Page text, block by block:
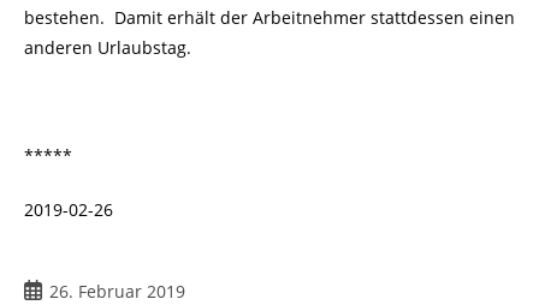
bestehen. Damit erhält der Arbeitnehmer stattdessen einen
anderen Urlaubstag.
*****
2019-02-26
26. Februar 2019